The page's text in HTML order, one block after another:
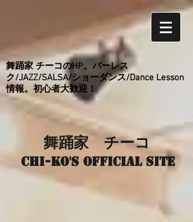
舞踊家 チーコのHP。バーレス
ク/JAZZ/SALSA/ショーダンス/Dance Lesson
情報。初心者大歓迎！
舞踊家 チーコ
Chi-ko's Official site